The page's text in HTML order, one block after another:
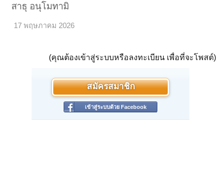
สาธุ อนุโมทามิ
17 พฤษภาคม 2026
(คุณต้องเข้าสู่ระบบหรือลงทะเบียน เพื่อที่จะโพสต์)
สมัครสมาชิก
เข้าสู่ระบบด้วย Facebook